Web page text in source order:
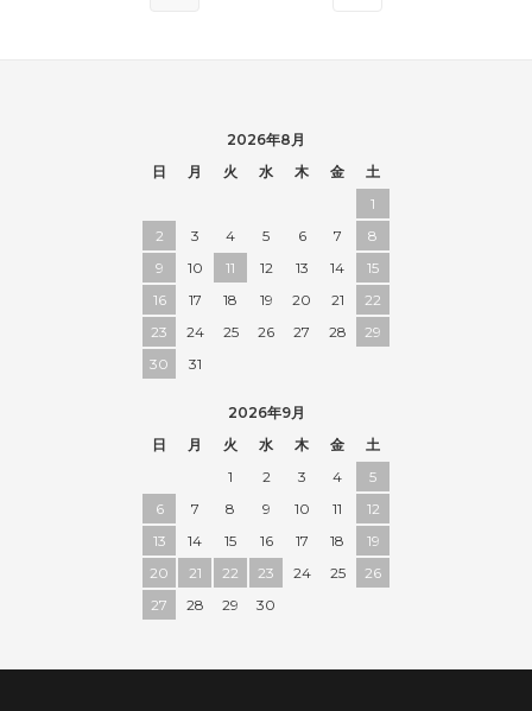
2026年8月
日
月 火 水 木 金
土
1
2
3 4 5 6 7
8
9
10 11 12 13 14
15
16
17 18 19 20 21
22
23
24 25 26 27 28
29
30
31
2026年9月
日
月 火 水 木 金
土
1
2 3 4
5
6
7 8 9 10 11
12
13
14 15 16 17 18
19
20
21 22 23 24 25
26
27
28 29 30